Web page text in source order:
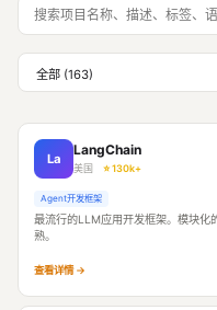
La
LangChain
美国 ⭐ 130k+
Agent开发框架
最流行的LLM应用开发框架。模块
熟。
查看详情 →